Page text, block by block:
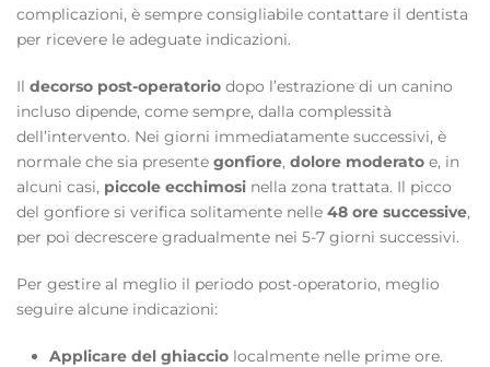
complicazioni, è sempre consigliabile contattare il dentista
per ricevere le adeguate indicazioni.
Il decorso post-operatorio dopo l’estrazione di un canino
incluso dipende, come sempre, dalla complessità
dell’intervento. Nei giorni immediatamente successivi, è
normale che sia presente gonfiore, dolore moderato e, in
alcuni casi, piccole ecchimosi nella zona trattata. Il picco
del gonfiore si verifica solitamente nelle 48 ore successive,
per poi decrescere gradualmente nei 5-7 giorni successivi.
Per gestire al meglio il periodo post-operatorio, meglio
seguire alcune indicazioni:
Applicare del ghiaccio localmente nelle prime ore.